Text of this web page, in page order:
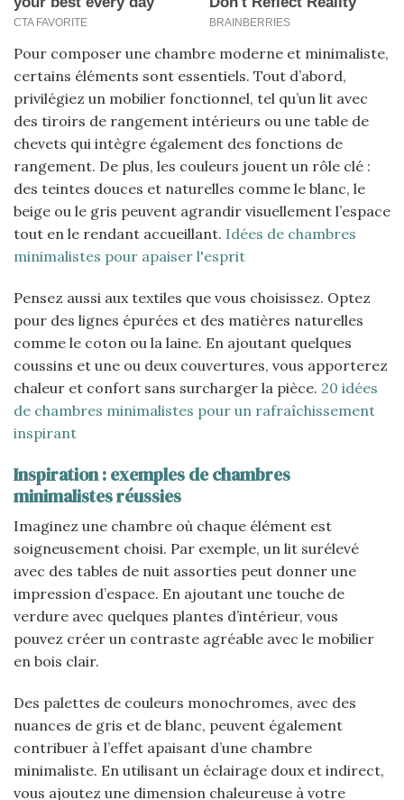
Pour composer une chambre moderne et minimaliste,
certains éléments sont essentiels. Tout d’abord,
privilégiez un mobilier fonctionnel, tel qu’un lit avec
des tiroirs de rangement intérieurs ou une table de
chevets qui intègre également des fonctions de
rangement. De plus, les couleurs jouent un rôle clé :
des teintes douces et naturelles comme le blanc, le
beige ou le gris peuvent agrandir visuellement l’espace
tout en le rendant accueillant. Idées de chambres
minimalistes pour apaiser l'esprit
Pensez aussi aux textiles que vous choisissez. Optez
pour des lignes épurées et des matières naturelles
comme le coton ou la laine. En ajoutant quelques
coussins et une ou deux couvertures, vous apporterez
chaleur et confort sans surcharger la pièce. 20 idées
de chambres minimalistes pour un rafraîchissement
inspirant
Inspiration : exemples de chambres
minimalistes réussies
Imaginez une chambre où chaque élément est
soigneusement choisi. Par exemple, un lit surélevé
avec des tables de nuit assorties peut donner une
impression d’espace. En ajoutant une touche de
verdure avec quelques plantes d’intérieur, vous
pouvez créer un contraste agréable avec le mobilier
en bois clair.
Des palettes de couleurs monochromes, avec des
nuances de gris et de blanc, peuvent également
contribuer à l’effet apaisant d’une chambre
minimaliste. En utilisant un éclairage doux et indirect,
vous ajoutez une dimension chaleureuse à votre